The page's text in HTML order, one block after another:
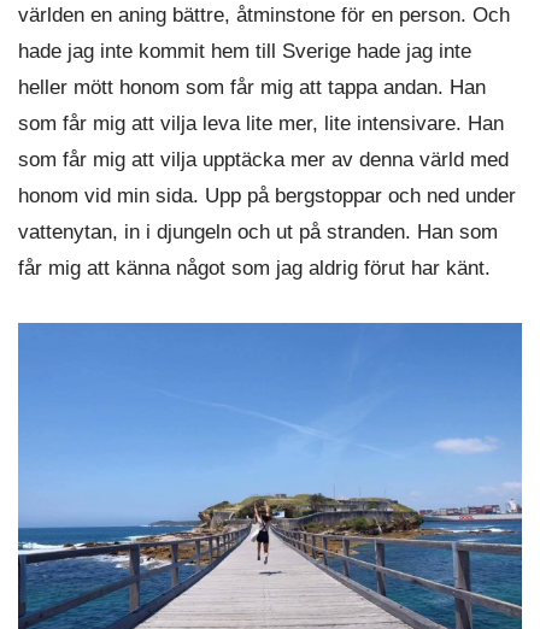
världen en aning bättre, åtminstone för en person. Och
hade jag inte kommit hem till Sverige hade jag inte
heller mött honom som får mig att tappa andan. Han
som får mig att vilja leva lite mer, lite intensivare. Han
som får mig att vilja upptäcka mer av denna värld med
honom vid min sida. Upp på bergstoppar och ned under
vattenytan, in i djungeln och ut på stranden. Han som
får mig att känna något som jag aldrig förut har känt.